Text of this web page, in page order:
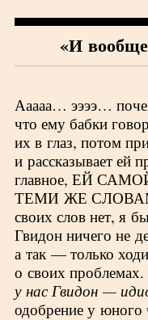
«И
Ааааа… ээээ…
что ему бабки
их в глаз, потом
и рассказывает ей
главное, ЕЙ
ТЕМИ ЖЕ
своих слов нет, я
Гвидон ничего не
а так — только
о своих
у нас Гвидон —
одобрение у юного